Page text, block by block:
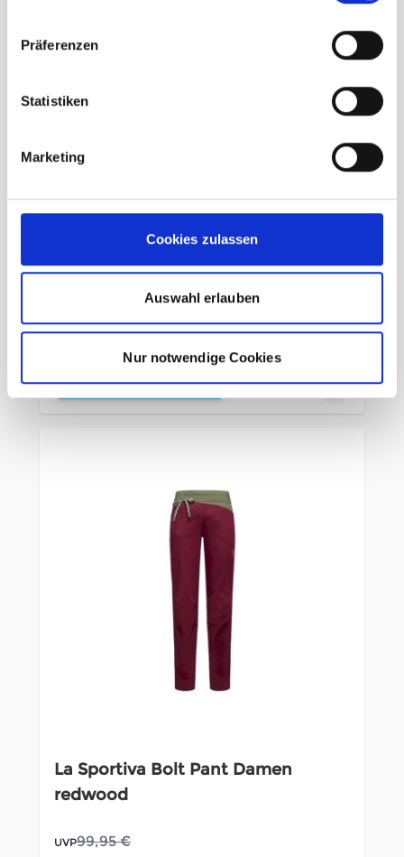
Präferenzen
Statistiken
Marketing
Cookies zulassen
Auswahl erlauben
Nur notwendige Cookies
limestone
UVP99,95 €
79,96 € -20%
inkl. 19% MwSt., zzgl.Versand
In den Warenkorb
La Sportiva Bolt Pant Damen
redwood
UVP99,95 €